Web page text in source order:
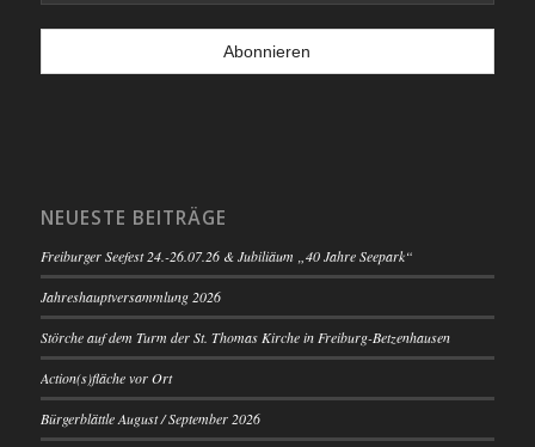
NEUESTE BEITRÄGE
Freiburger Seefest 24.-26.07.26 & Jubiliäum „40 Jahre Seepark“
Jahreshauptversammlung 2026
Störche auf dem Turm der St. Thomas Kirche in Freiburg-Betzenhausen
Action(s)fläche vor Ort
Bürgerblättle August / September 2026